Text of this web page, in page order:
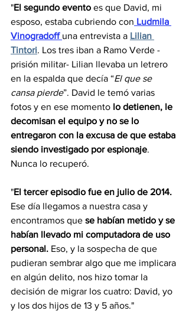
"El segundo evento es que David, mi
esposo, estaba cubriendo con Ludmila
Vinogradoff una entrevista a Lilian
Tintori. Los tres iban a Ramo Verde -
prisión militar- Lilian llevaba un letrero
en la espalda que decía “El que se
cansa pierde”. David le temó varias
fotos y en ese momento lo detienen, le
decomisan el equipo y no se lo
entregaron con la excusa de que estaba
siendo investigado por espionaje.
Nunca lo recuperó.
"El tercer episodio fue en julio de 2014.
Ese día llegamos a nuestra casa y
encontramos que se habían metido y se
habían llevado mi computadora de uso
personal. Eso, y la sospecha de que
pudieran sembrar algo que me implicara
en algún delito, nos hizo tomar la
decisión de migrar los cuatro: David, yo
y los dos hijos de 13 y 5 años."